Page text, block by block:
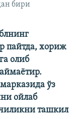
бири
пайтда, хориж
олиб
ўз
ойлаб
ташкил